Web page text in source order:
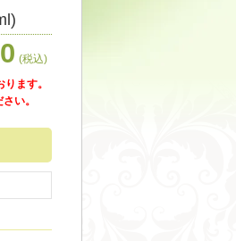
(税込)
ます。
い。